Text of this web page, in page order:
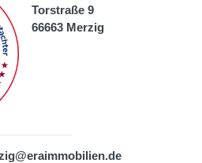
Torstraße 9
66663 Merzig